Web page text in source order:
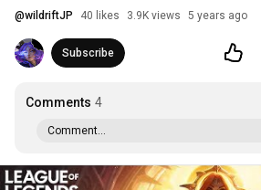
@wildriftJP 40 likes 3.9K views 5 years ago
Subscribe
Comments 4
Comment...